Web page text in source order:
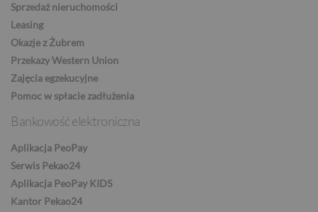
Sprzedaż nieruchomości
Leasing
Okazje z Żubrem
Przekazy Western Union
Zajęcia egzekucyjne
Pomoc w spłacie zadłużenia
Bankowość elektroniczna
Aplikacja PeoPay
Serwis Pekao24
Aplikacja PeoPay KIDS
Kantor Pekao24